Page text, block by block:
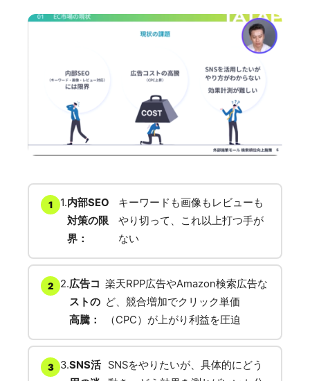
1.内部SEO
対策の限
界：
キーワードも画像もレビューも
やり切って、これ以上打つ手が
ない
2.広告コ
ストの
高騰：
楽天RPP広告やAmazon検索広告な
ど、競合増加でクリック単価
（CPC）が上がり利益を圧迫
3.SNS活
SNSをやりたいが、具体的にどう